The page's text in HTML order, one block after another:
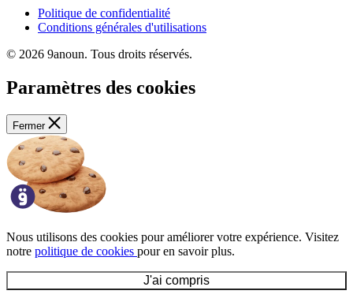
Politique de confidentialité
Conditions générales d'utilisations
© 2026 9anoun. Tous droits réservés.
Paramètres des cookies
Fermer
Nous utilisons des cookies pour améliorer votre expérience. Visitez
notre politique de cookies pour en savoir plus.
J'ai compris